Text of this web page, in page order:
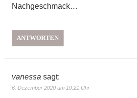
Nachgeschmack…
ANTWORTEN
vanessa sagt:
6. Dezember 2020 um 10:21 Uhr